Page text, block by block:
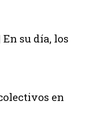
su día, los
en